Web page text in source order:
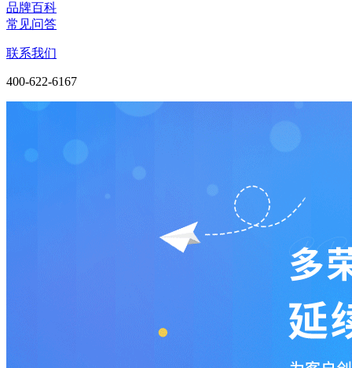
品牌百科
常见问答
联系我们
400-622-6167